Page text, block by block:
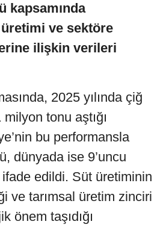
kapsamında
ve sektöre
ilişkin verileri
2025 yılında çiğ
tonu aştığı
bu performansla
dünyada ise 9’uncu
ifade edildi. Süt üretiminin
ve tarımsal üretim zinciri
önem taşıdığı